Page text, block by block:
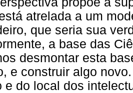
atrelada a um
que seria sua
a base das
desmontar esta
e construir algo
e do local dos